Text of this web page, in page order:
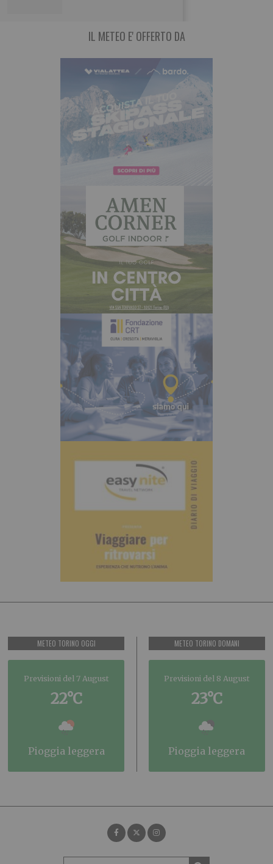
IL METEO E' OFFERTO DA
METEO TORINO OGGI
Previsioni del 7 August
22°C
pioggia leggera
METEO TORINO DOMANI
Previsioni del 8 August
23°C
pioggia leggera